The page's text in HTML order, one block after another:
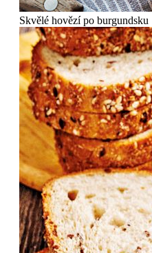
Skvělé hovězí po burgundsku